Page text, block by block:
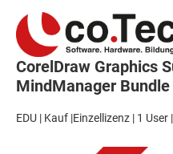
CorelDraw Graphics
MindManager Bundle
EDU | Kauf |Einzellizenz | 1